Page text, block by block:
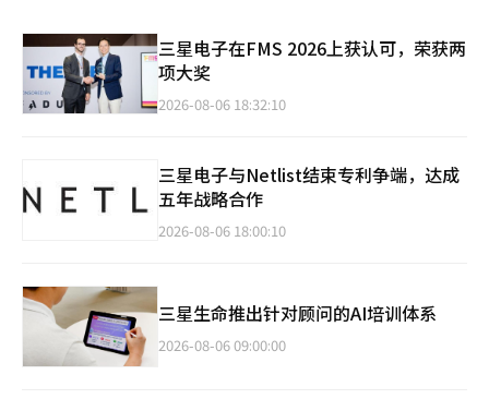
三星电子在FMS 2026上获认可，荣获两
项大奖
2026-08-06 18:32:10
三星电子与Netlist结束专利争端，达成
五年战略合作
2026-08-06 18:00:10
三星生命推出针对顾问的AI培训体系
2026-08-06 09:00:00